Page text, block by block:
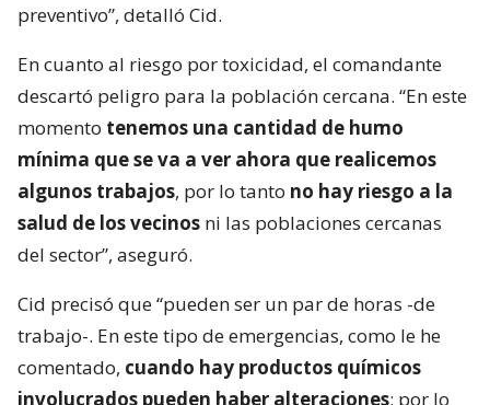
preventivo”, detalló Cid.
En cuanto al riesgo por toxicidad, el comandante
descartó peligro para la población cercana. “En este
momento tenemos una cantidad de humo
mínima que se va a ver ahora que realicemos
algunos trabajos, por lo tanto no hay riesgo a la
salud de los vecinos ni las poblaciones cercanas
del sector”, aseguró.
Cid precisó que “pueden ser un par de horas -de
trabajo-. En este tipo de emergencias, como le he
comentado, cuando hay productos químicos
involucrados pueden haber alteraciones; por lo